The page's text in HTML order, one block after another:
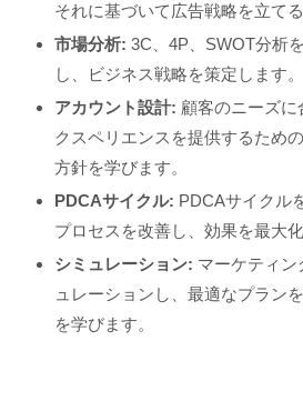
それに基づいて広告戦略を立て
市場分析: 3C、4P、SWOT分析
し、ビジネス戦略を策定します。
アカウント設計: 顧客のニーズ
クスペリエンスを提供するため
方針を学びます。
PDCAサイクル: PDCAサイクル
プロセスを改善し、効果を最大
シミュレーション: マーケティン
ュレーションし、最適なプラン
を学びます。